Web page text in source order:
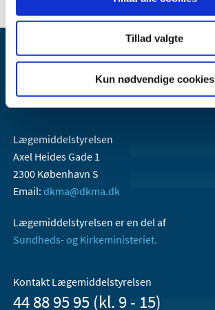
Tillad valgte
Kun nødvendige cookies
Lægemiddelstyrelsen
Axel Heides Gade 1
2300 København S
Email: dkma@dkma.dk
Lægemiddelstyrelsen er en del af
Sundheds- og Kirkeministeriet.
Kontakt Lægemiddelstyrelsen
44 88 95 95 (kl. 9 - 15)